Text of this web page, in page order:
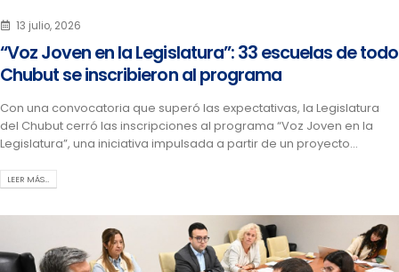
13 julio, 2026
“Voz Joven en la Legislatura”: 33 escuelas de todo
Chubut se inscribieron al programa
Con una convocatoria que superó las expectativas, la Legislatura
del Chubut cerró las inscripciones al programa “Voz Joven en la
Legislatura”, una iniciativa impulsada a partir de un proyecto...
LEER MÁS…